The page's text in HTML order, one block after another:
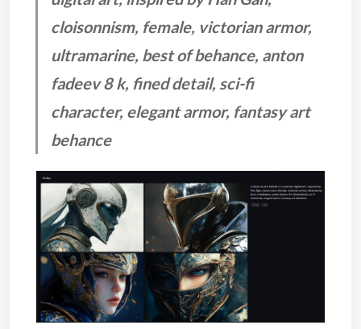
cloisonnism, female, victorian armor,
ultramarine, best of behance, anton
fadeev 8 k, fined detail, sci-fi
character, elegant armor, fantasy art
behance